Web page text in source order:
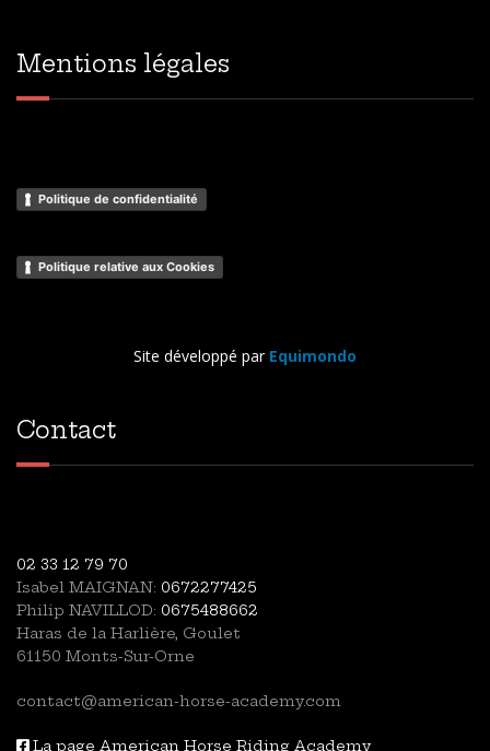
Mentions légales
Politique de confidentialité
Politique relative aux Cookies
Site développé par Equimondo
Contact
02 33 12 79 70
Isabel MAIGNAN: 0672277425
Philip NAVILLOD: 0675488662
Haras de la Harlière, Goulet
61150 Monts-Sur-Orne
contact@american-horse-academy.com
La page American Horse Riding Academy